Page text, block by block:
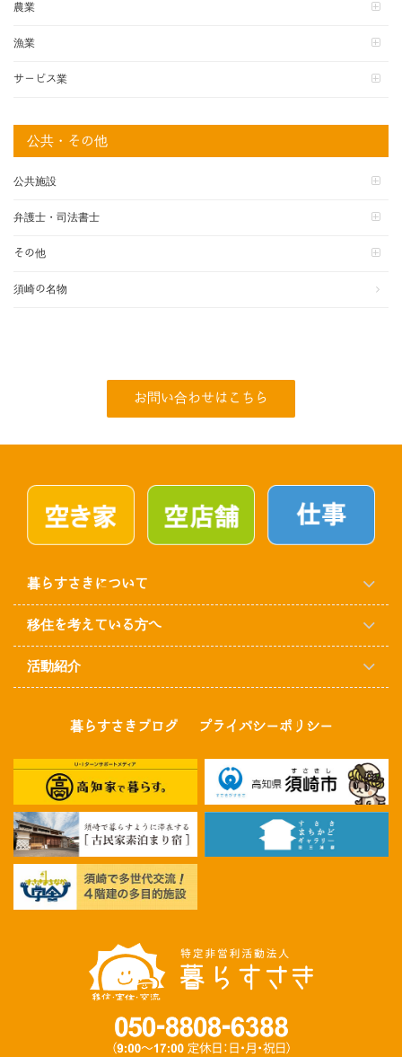
農業
漁業
サービス業
公共・その他
公共施設
弁護士・司法書士
その他
須崎の名物
お問い合わせはこちら
暮らすさきについて
移住を考えている方へ
活動紹介
暮らすさきブログ プライバシーポリシー